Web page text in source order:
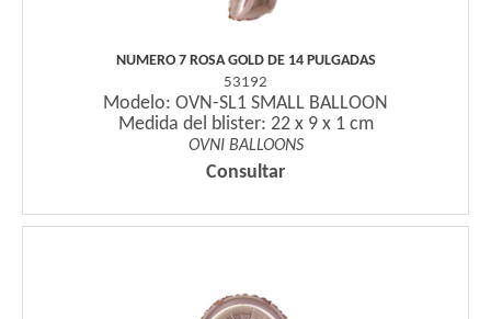
NUMERO 7 ROSA GOLD DE 14 PULGADAS
53192
Modelo: OVN-SL1 SMALL BALLOON
Medida del blister: 22 x 9 x 1 cm
OVNI BALLOONS
Consultar